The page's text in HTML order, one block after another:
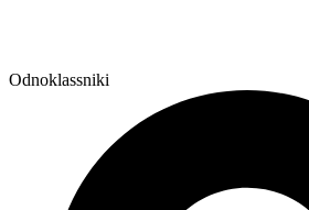
Odnoklassniki